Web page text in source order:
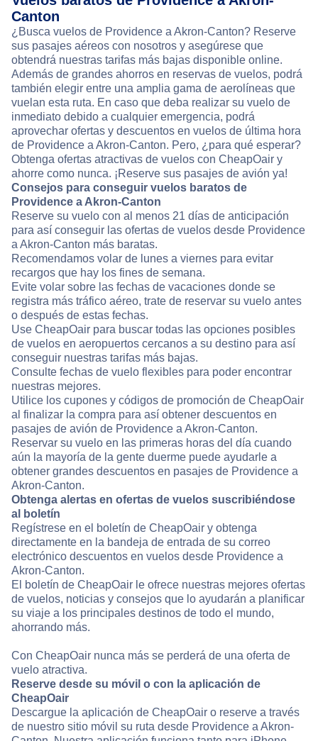
Canton
¿Busca vuelos de Providence a Akron-Canton? Reserve
sus pasajes aéreos con nosotros y asegúrese que
obtendrá nuestras tarifas más bajas disponible online.
Además de grandes ahorros en reservas de vuelos, podrá
también elegir entre una amplia gama de aerolíneas que
vuelan esta ruta. En caso que deba realizar su vuelo de
inmediato debido a cualquier emergencia, podrá
aprovechar ofertas y descuentos en vuelos de última hora
de Providence a Akron-Canton. Pero, ¿para qué esperar?
Obtenga ofertas atractivas de vuelos con CheapOair y
ahorre como nunca. ¡Reserve sus pasajes de avión ya!
Consejos para conseguir vuelos baratos de
Providence a Akron-Canton
Reserve su vuelo con al menos 21 días de anticipación
para así conseguir las ofertas de vuelos desde Providence
a Akron-Canton más baratas.
Recomendamos volar de lunes a viernes para evitar
recargos que hay los fines de semana.
Evite volar sobre las fechas de vacaciones donde se
registra más tráfico aéreo, trate de reservar su vuelo antes
o después de estas fechas.
Use CheapOair para buscar todas las opciones posibles
de vuelos en aeropuertos cercanos a su destino para así
conseguir nuestras tarifas más bajas.
Consulte fechas de vuelo flexibles para poder encontrar
nuestras mejores.
Utilice los cupones y códigos de promoción de CheapOair
al finalizar la compra para así obtener descuentos en
pasajes de avión de Providence a Akron-Canton.
Reservar su vuelo en las primeras horas del día cuando
aún la mayoría de la gente duerme puede ayudarle a
obtener grandes descuentos en pasajes de Providence a
Akron-Canton.
Obtenga alertas en ofertas de vuelos suscribiéndose
al boletín
Regístrese en el boletín de CheapOair y obtenga
directamente en la bandeja de entrada de su correo
electrónico descuentos en vuelos desde Providence a
Akron-Canton.
El boletín de CheapOair le ofrece nuestras mejores ofertas
de vuelos, noticias y consejos que lo ayudarán a planificar
su viaje a los principales destinos de todo el mundo,
ahorrando más.
Con CheapOair nunca más se perderá de una oferta de
vuelo atractiva.
Reserve desde su móvil o con la aplicación de
CheapOair
Descargue la aplicación de CheapOair o reserve a través
de nuestro sitio móvil su ruta desde Providence a Akron-